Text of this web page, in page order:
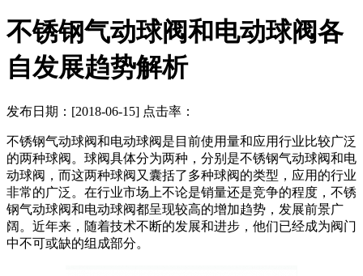
不锈钢气动球阀和电动球阀各
自发展趋势解析
发布日期：[2018-06-15] 点击率：
不锈钢气动球阀和电动球阀是目前使用量和应用行业比较广泛
的两种球阀。球阀具体分为两种，分别是不锈钢气动球阀和电
动球阀，而这两种球阀又囊括了多种球阀的类型，应用的行业
非常的广泛。在行业市场上不论是销量还是竞争的程度，不锈
钢气动球阀和电动球阀都呈现较高的增加趋势，发展前景广
阔。近年来，随着技术不断的发展和进步，他们已经成为阀门
中不可或缺的组成部分。